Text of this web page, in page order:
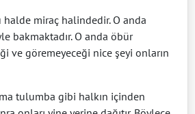
miraç halindedir. O anda
bakmaktadır. O anda öbür
ve göremeyeceği nice şeyi onların
tulumba gibi halkın içinden